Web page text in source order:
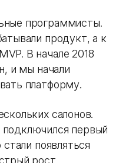
программисты.
продукт, а к
В начале 2018
и мы начали
платформу.
салонов.
первый
появляться
рост.